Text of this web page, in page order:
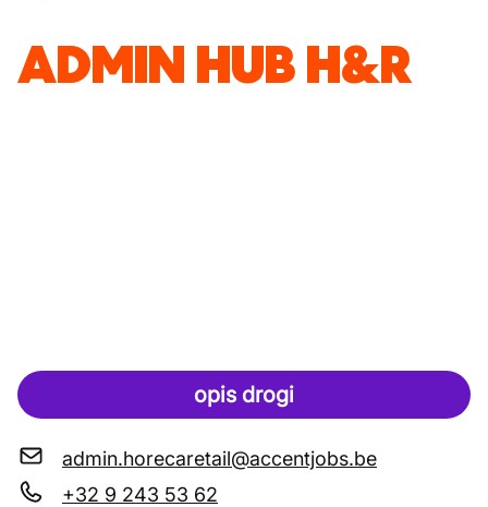
ADMIN HUB H&R
opis drogi
admin.horecaretail@accentjobs.be
+32 9 243 53 62